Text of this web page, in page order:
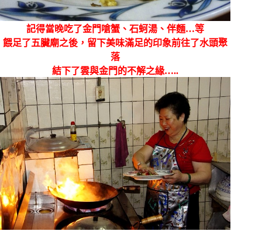
記得當晚吃了金門嗆蟹、石蚵湯、伴麵…等
餵足了五臟廟之後，留下美味滿足的印象前往了水頭聚
落
結下了雲與金門的不解之緣…..